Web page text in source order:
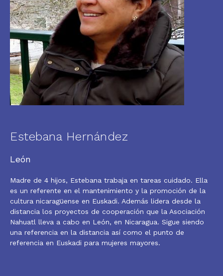
Estebana Hernández
León
Madre de 4 hijos, Estebana trabaja en tareas cuidado. Ella
es un referente en el mantenimiento y la promoción de la
cultura nicaragüense en Euskadi. Además lidera desde la
distancia los proyectos de cooperación que la Asociación
Nahuatl lleva a cabo en León, en Nicaragua. Sigue siendo
una referencia en la distancia así como el punto de
referencia en Euskadi para mujeres mayores.